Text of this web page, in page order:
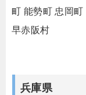
町 能勢町 忠岡町
早赤阪村
兵庫県